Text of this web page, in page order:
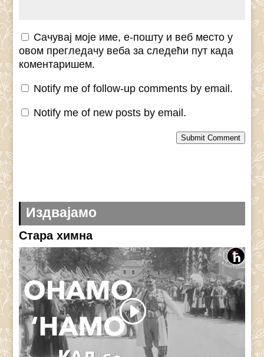
Сачувај моје име, е-пошту и веб место у
овом прегледачу веба за следећи пут када
коментаришем.
Notify me of follow-up comments by email.
Notify me of new posts by email.
Submit Comment
Издвајамо
Стара химна